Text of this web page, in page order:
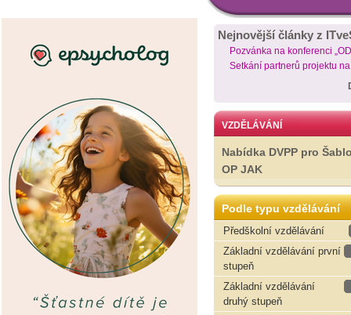
Nejnovější články z
Pozvánka na konferenci
Setkání partnerů projektu
VZDĚLÁVÁNÍ
Nabídka DVPP pro
OP JAK
Podle typu vzdělávání
Předškolní vzdělávání
Základní vzdělávání první
stupeň
Základní vzdělávání
druhý stupeň